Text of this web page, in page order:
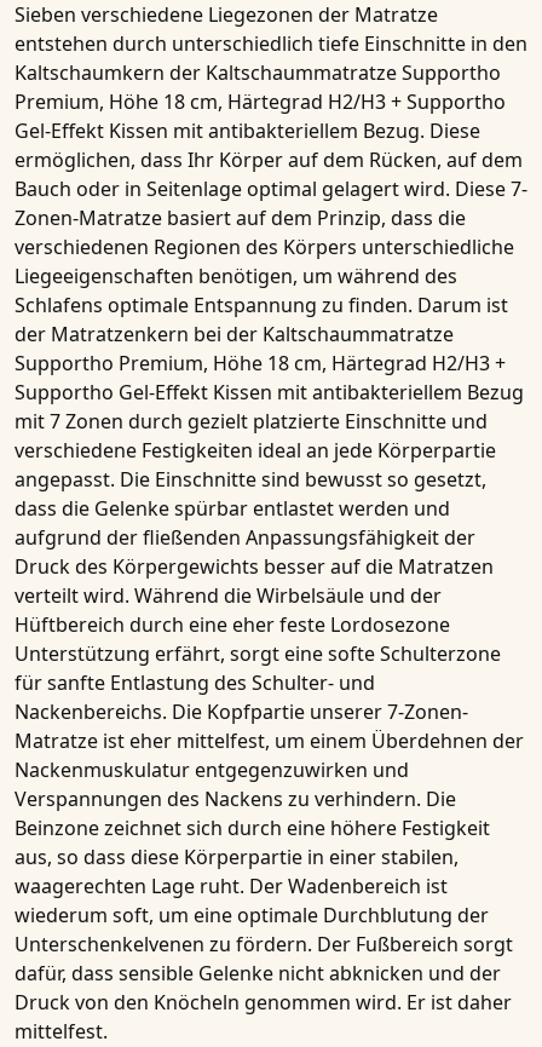
Sieben verschiedene Liegezonen der Matratze
entstehen durch unterschiedlich tiefe Einschnitte in den
Kaltschaumkern der Kaltschaummatratze Supportho
Premium, Höhe 18 cm, Härtegrad H2/H3 + Supportho
Gel-Effekt Kissen mit antibakteriellem Bezug. Diese
ermöglichen, dass Ihr Körper auf dem Rücken, auf dem
Bauch oder in Seitenlage optimal gelagert wird. Diese7-
Zonen-Matratze basiert auf dem Prinzip, dass die
verschiedenen Regionen des Körpers unterschiedliche
Liegeeigenschaften benötigen, um während des
Schlafens optimale Entspannung zu finden. Darum ist
der Matratzenkern bei der Kaltschaummatratze
Supportho Premium, Höhe 18 cm, Härtegrad H2/H3 +
Supportho Gel-Effekt Kissen mit antibakteriellem Bezug
mit7 Zonen durch gezielt platzierte Einschnitte und
verschiedene Festigkeiten ideal an jede Körperpartie
angepasst. Die Einschnitte sind bewusst so gesetzt,
dass die Gelenke spürbar entlastet werden und
aufgrund der fließenden Anpassungsfähigkeit der
Druck des Körpergewichts besser auf die Matratzen
verteilt wird. Während die Wirbelsäule und der
Hüftbereich durch eine eher feste Lordosezone
Unterstützung erfährt, sorgt eine softe Schulterzone
für sanfte Entlastung des Schulter- und
Nackenbereichs. Die Kopfpartie unserer7-Zonen-
Matratze ist eher mittelfest, um einem Überdehnen der
Nackenmuskulatur entgegenzuwirken und
Verspannungen des Nackens zu verhindern. Die
Beinzone zeichnet sich durch eine höhere Festigkeit
aus, so dass diese Körperpartie in einer stabilen,
waagerechten Lage ruht. Der Wadenbereich ist
wiederum soft, um eine optimale Durchblutung der
Unterschenkelvenen zu fördern. Der Fußbereich sorgt
dafür, dass sensible Gelenke nicht abknicken und der
Druck von den Knöcheln genommen wird. Er ist daher
mittelfest.